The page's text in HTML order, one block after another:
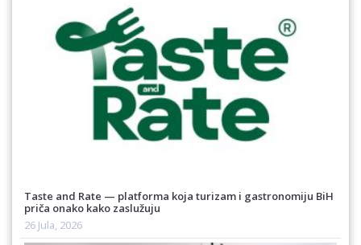
Taste and Rate — platforma koja turizam i gastronomiju BiH
priča onako kako zaslužuju
26 Jula, 2026